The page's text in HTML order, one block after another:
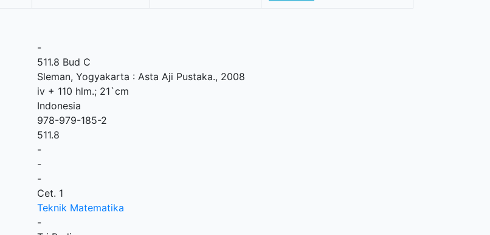
-
511.8 Bud C
Sleman, Yogyakarta : Asta Aji Pustaka., 2008
iv + 110 hlm.; 21`cm
Indonesia
978-979-185-2
511.8
-
-
-
Cet. 1
Teknik Matematika
-